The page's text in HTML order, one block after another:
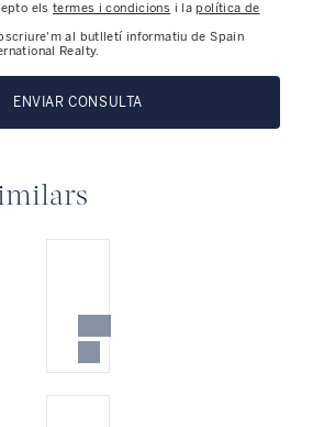
els termes i condicions i lapolítica de
al butlletí informatiu de Spain
Realty.
ENVIAR CONSULTA